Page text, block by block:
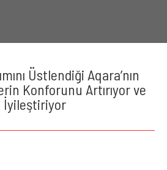
Üstlendiği Aqara’nın
Konforunu Artırıyor ve
İyileştiriyor